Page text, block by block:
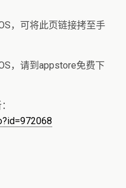
，可将此页链接拷至手
，请到appstore免费下